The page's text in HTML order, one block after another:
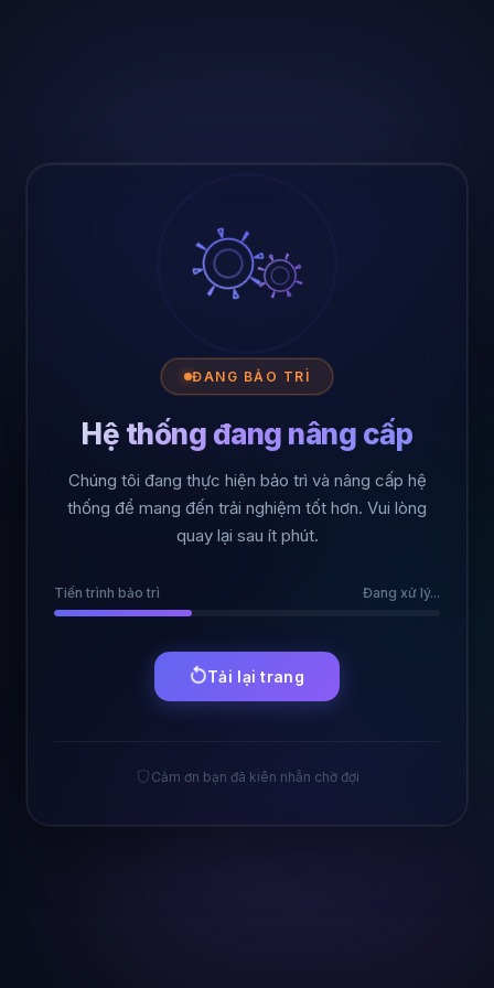
ĐANG BẢO TRÌ
Hệ thống đang nâng cấp
Chúng tôi đang thực hiện bảo trì và nâng cấp hệ
thống để mang đến trải nghiệm tốt hơn. Vui lòng
quay lại sau ít phút.
Tiến trình bảo trì Đang xử lý...
Tải lại trang
Cảm ơn bạn đã kiên nhẫn chờ đợi